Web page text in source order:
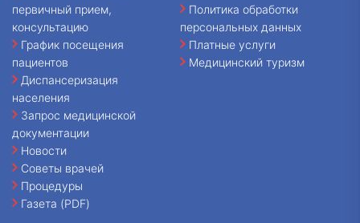
первичный прием,
консультацию
График посещения
пациентов
Диспансеризация
населения
Запрос медицинской
документации
Новости
Советы врачей
Процедуры
Газета (PDF)
Политика обработки
персональных данных
Платные услуги
Медицинский туризм